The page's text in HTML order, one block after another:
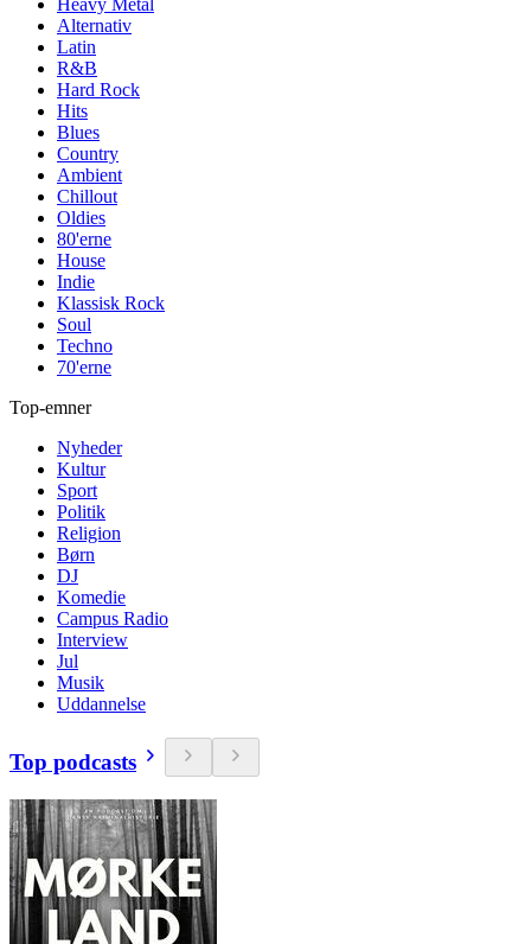
Heavy Metal
Alternativ
Latin
R&B
Hard Rock
Hits
Blues
Country
Ambient
Chillout
Oldies
80'erne
House
Indie
Klassisk Rock
Soul
Techno
70'erne
Top-emner
Nyheder
Kultur
Sport
Politik
Religion
Børn
DJ
Komedie
Campus Radio
Interview
Jul
Musik
Uddannelse
Top podcasts